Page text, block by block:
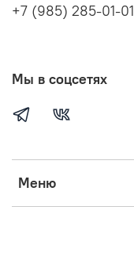
Меню
+7 (985) 285-01-01
Мы в соцсетях